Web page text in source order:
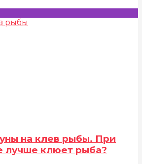
на клев рыбы. При
лучше клюет рыба?